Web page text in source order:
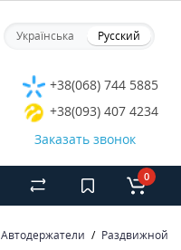
Українська Русский
+38(068) 744 5885
+38(093) 407 4234
Заказать звонок
0
Автодержатели Раздвижной